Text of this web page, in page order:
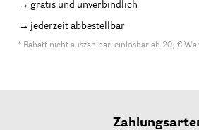
gratis und unverbindlich
jederzeit abbestellbar
* Rabatt nicht auszahlbar, einlösbar ab 20,-€